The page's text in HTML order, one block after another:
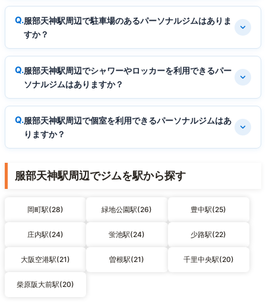
服部天神駅周辺で駐車場のあるパーソナルジムはありま
すか？
服部天神駅周辺でシャワーやロッカーを利用できるパー
ソナルジムはありますか？
服部天神駅周辺で個室を利用できるパーソナルジムはあ
りますか？
服部天神駅周辺でジムを駅から探す
岡町駅(28) 緑地公園駅(26) 豊中駅(25)
庄内駅(24) 蛍池駅(24) 少路駅(22)
大阪空港駅(21) 曽根駅(21) 千里中央駅(20)
柴原阪大前駅(20)